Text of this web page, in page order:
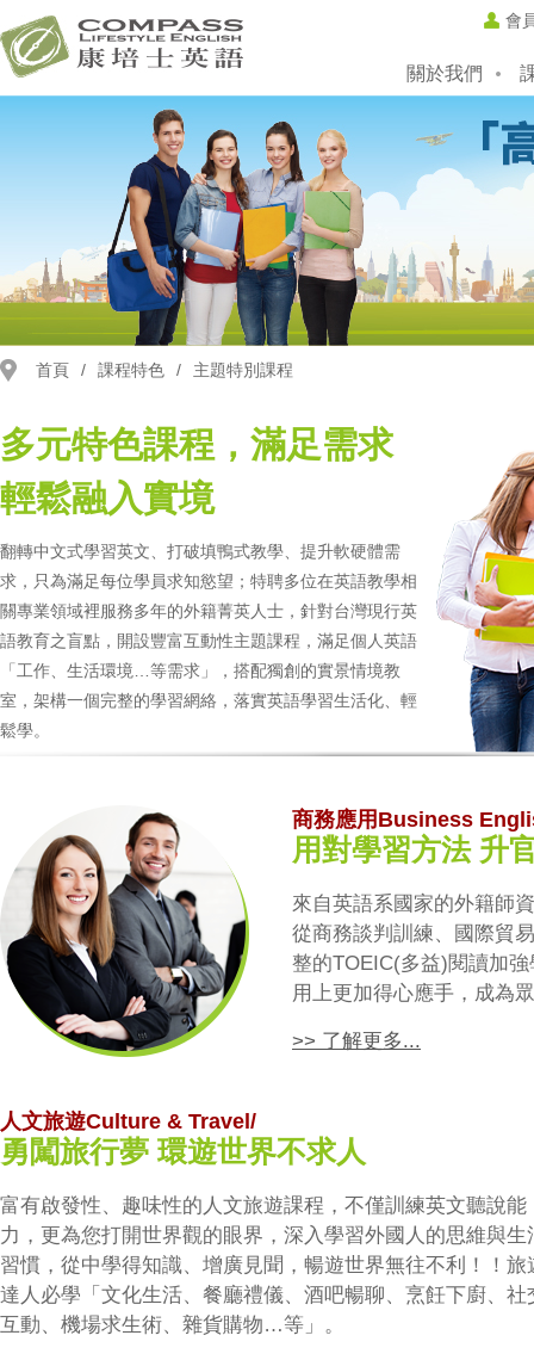
會
關於我們
首頁 / 課程特色 / 主題特別課程
多元特色課程，滿足需求
輕鬆融入實境
翻轉中文式學習英文、打破填鴨式教學、提升軟硬體需
求，只為滿足每位學員求知慾望；特聘多位在英語教學相
關專業領域裡服務多年的外籍菁英人士，針對台灣現行英
語教育之盲點，開設豐富互動性主題課程，滿足個人英語
「工作、生活環境…等需求」，搭配獨創的實景情境教
室，架構一個完整的學習網絡，落實英語學習生活化、輕
鬆學。
商務應用Business
用對學習方法 升
來自英語系國家的外籍師
從商務談判訓練、國際貿
整的TOEIC(多益)閱讀加
用上更加得心應手，成為
>> 了解更多...
人文旅遊Culture & Travel/
勇闖旅行夢 環遊世界不求人
富有啟發性、趣味性的人文旅遊課程，不僅訓練英文聽說能
力，更為您打開世界觀的眼界，深入學習外國人的思維與生
習慣，從中學得知識、增廣見聞，暢遊世界無往不利！！旅
達人必學「文化生活、餐廳禮儀、酒吧暢聊、烹飪下廚、社
互動、機場求生術、雜貨購物…等」。